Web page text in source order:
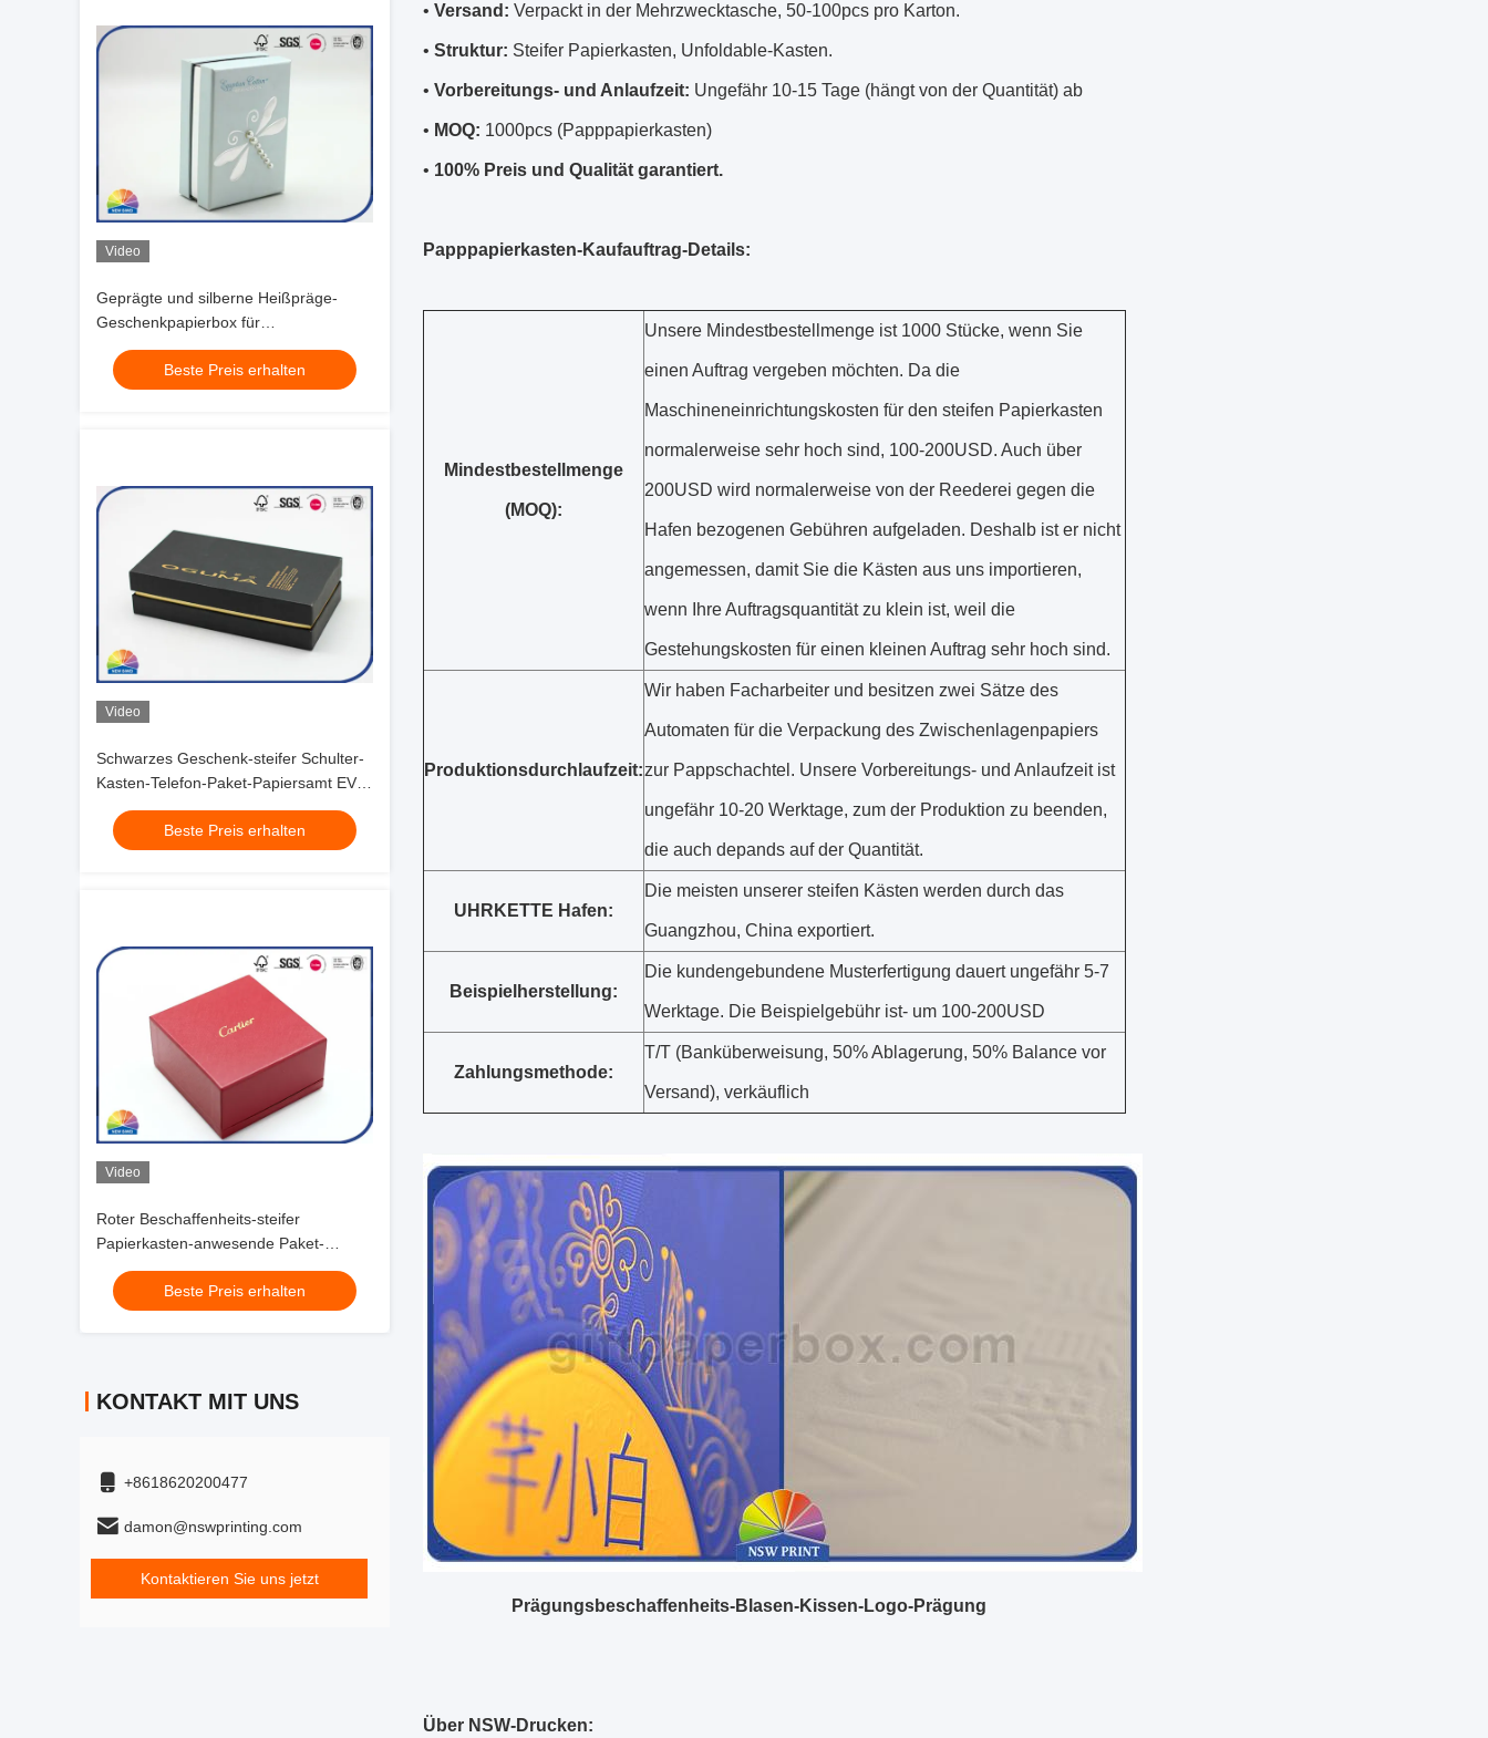
Video
Geprägte und silberne Heißpräge-
Geschenkpapierbox für
Schmuckverpackungen
Beste Preis erhalten
Video
Schwarzes Geschenk-steifer Schulter-
Kasten-Telefon-Paket-Papiersamt EVA
Insert
Beste Preis erhalten
Video
Roter Beschaffenheits-steifer
Papierkasten-anwesende Paket-
Goldfolie Logo Stamping
Beste Preis erhalten
KONTAKT MIT UNS
+8618620200477
damon@nswprinting.com
Kontaktieren Sie uns jetzt
• Versand: Verpackt in der Mehrzwecktasche, 50-100pcs pro Karton.
• Struktur: Steifer Papierkasten, Unfoldable-Kasten.
• Vorbereitungs- und Anlaufzeit: Ungefähr 10-15 Tage (hängt von der Quantität) ab
• MOQ: 1000pcs (Papppapierkasten)
• 100% Preis und Qualität garantiert.
Papppapierkasten-Kaufauftrag-Details:
Mindestbestellmenge
(MOQ):
Unsere Mindestbestellmenge ist 1000 Stücke, wenn Sie
einen Auftrag vergeben möchten. Da die
Maschineneinrichtungskosten für den steifen Papierkasten
normalerweise sehr hoch sind, 100-200USD. Auch über
200USD wird normalerweise von der Reederei gegen die
Hafen bezogenen Gebühren aufgeladen. Deshalb ist er nicht
angemessen, damit Sie die Kästen aus uns importieren,
wenn Ihre Auftragsquantität zu klein ist, weil die
Gestehungskosten für einen kleinen Auftrag sehr hoch sind.
Produktionsdurchlaufzeit:
Wir haben Facharbeiter und besitzen zwei Sätze des
Automaten für die Verpackung des Zwischenlagenpapiers
zur Pappschachtel. Unsere Vorbereitungs- und Anlaufzeit ist
ungefähr 10-20 Werktage, zum der Produktion zu beenden,
die auch depands auf der Quantität.
UHRKETTE Hafen:
Die meisten unserer steifen Kästen werden durch das
Guangzhou, China exportiert.
Beispielherstellung:
Die kundengebundene Musterfertigung dauert ungefähr 5-7
Werktage. Die Beispielgebühr ist- um 100-200USD
Zahlungsmethode:
T/T (Banküberweisung, 50% Ablagerung, 50% Balance vor
Versand), verkäuflich
Prägungsbeschaffenheits-Blasen-Kissen-Logo-Prägung
Über NSW-Drucken: